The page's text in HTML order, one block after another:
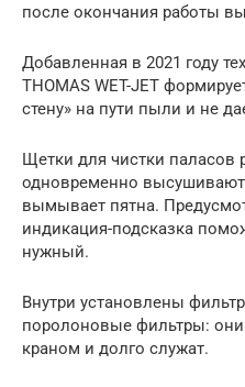
после окончания работы
Добавленная в 2021 году
THOMAS WET-JET
стену» на пути пыли и не
Щетки для чистки паласов
одновременно
вымывает пятна.
индикация-подсказка
нужный.
Внутри установлены
поролоновые фильтры:
краном и долго служат.